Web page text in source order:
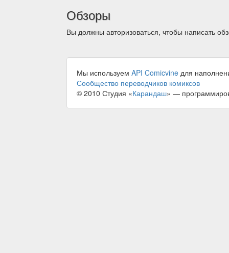
Обзоры
Вы должны авторизоваться, чтобы написать
Мы используем API Comicvine для
Сообщество переводчиков комиксов
© 2010 Студия «Карандаш» —